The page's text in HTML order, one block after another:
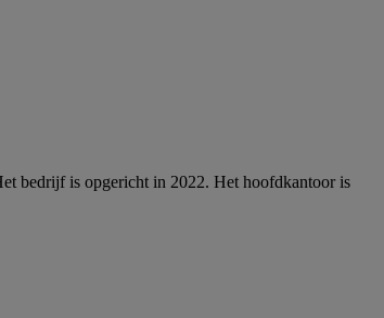
bedrijf is opgericht in 2022. Het hoofdkantoor is